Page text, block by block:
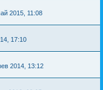
2015, 11:08
17:10
2014, 13:12